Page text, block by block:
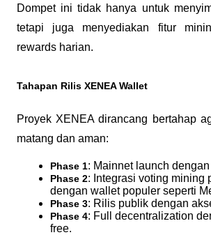
Dompet ini tidak hanya untuk
tetapi juga menyediakan fitur
rewards harian.
Tahapan Rilis XENEA Wallet
Proyek XENEA dirancang bertahap
matang dan aman:
Phase 1: Mainnet launch
Phase 2: Integrasi voting mining
dengan wallet populer seperti
Phase 3: Rilis publik dengan
Phase 4: Full decentralization
free.